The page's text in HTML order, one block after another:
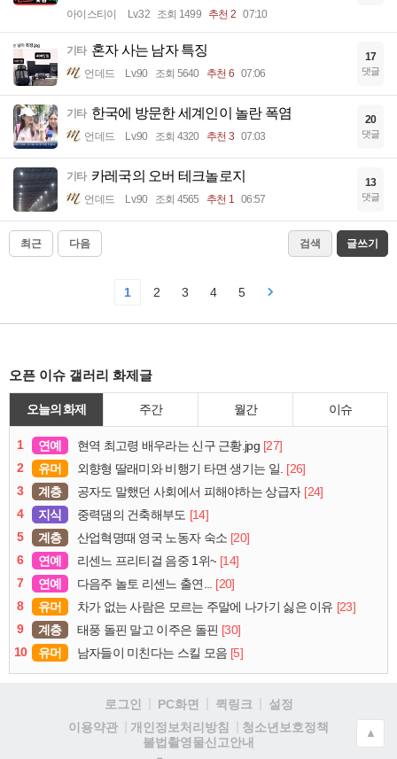
아이스티이 Lv.32 조회 1499 추천 2 07:10
기타 혼자 사는 남자 특징
언데드 Lv.90 조회 5640 추천 6 07:06
17
댓글
기타 한국에 방문한 세계인이 놀란 폭염
언데드 Lv.90 조회 4320 추천 3 07:03
20
댓글
기타 카레국의 오버 테크놀로지
언데드 Lv.90 조회 4565 추천 1 06:57
13
댓글
최근 다음 검색 글쓰기
1 2 3 4 5
오픈 이슈 갤러리 화제글
오늘의 화제 주간 월간 이슈
1 연예 현역 최고령 배우라는 신구 근황.jpg [27]
2
유머 외향형 딸래미와 비행기 타면 생기는 일. [26]
3
계층 공자도 말했던 사회에서 피해야하는 상급자 [24]
4
지식 중력댐의 건축해부도 [14]
5
계층 산업혁명때 영국 노동자 숙소 [20]
6
연예 리센느 프리티걸 음중 1위~ [14]
7
연예 다음주 놀토 리센느 출연... [20]
8
유머 차가 없는 사람은 모르는 주말에 나가기 싫은 이유 [23]
9
계층 태풍 돌핀 말고 이주은 돌핀 [30]
10
유머 남자들이 미친다는 스킬 모음 [5]
로그인 PC화면 퀵링크
설정
이용약관
개인정보처리방침
청소년보호정책
불법촬영물신고안내
▲